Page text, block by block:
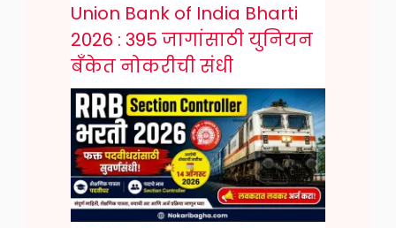
Union Bank of India Bharti
2026 : 395 जागांसाठी युनियन
बँकेत नोकरीची संधी